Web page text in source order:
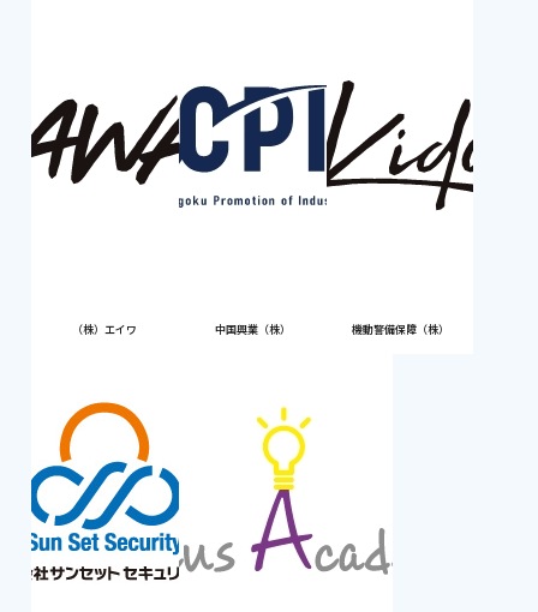
（株）エイワ 中国興業（株） 機動警備保障（株）